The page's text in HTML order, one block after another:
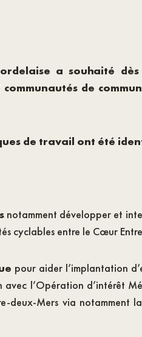
a souhaité
de
de travail ont été
notamment développer et
cyclables entre le Cœur
pour aider l’implantation
l’Opération d’intérêt
deux-Mers via